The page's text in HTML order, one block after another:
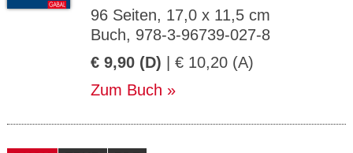
96 Seiten, 17,0 x 11,5 cm
Buch, 978-3-96739-027-8
€ 9,90 (D) | € 10,20 (A)
Zum Buch